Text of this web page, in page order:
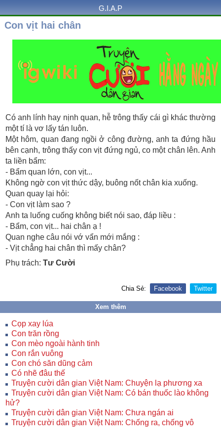
G.I.A.P
Con vịt hai chân
Có anh lính hay nịnh quan, hễ trông thấy cái gì khác thường
một tí là vơ lấy tán luôn.
Một hôm, quan đang ngồi ở công đường, anh ta đứng hầu
bên cạnh, trông thấy con vịt đứng ngủ, co một chân lên. Anh
ta liền bẩm:
- Bẩm quan lớn, con vịt...
Không ngờ con vịt thức dậy, buông nốt chân kia xuống.
Quan quay lại hỏi:
- Con vịt làm sao ?
Anh ta luống cuống không biết nói sao, đáp liều :
- Bẩm, con vịt... hai chân ạ !
Quan nghe câu nói vớ vẩn mới mắng :
- Vịt chẳng hai chân thì mấy chân?
Phụ trách: Tư Cười
Chia Sẻ: Facebook Twitter
Xem thêm
Cọp xay lúa
Con trăn rồng
Con mèo ngoài hành tinh
Con rắn vuông
Con chó săn dũng cảm
Có nhẽ đâu thế
Truyện cười dân gian Việt Nam: Chuyện lạ phương xa
Truyện cười dân gian Việt Nam: Có bán thuốc lào không
hử?
Truyện cười dân gian Việt Nam: Chưa ngán ai
Truyện cười dân gian Việt Nam: Chống ra, chống vô